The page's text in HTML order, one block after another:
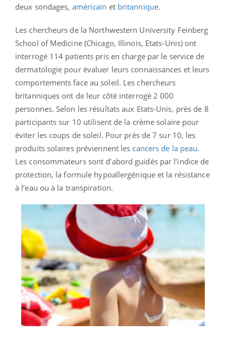
deux sondages, américain et britannique.
Les chercheurs de la Northwestern University Feinberg
School of Medicine (Chicago, Illinois, Etats-Unis) ont
interrogé 114 patients pris en charge par le service de
dermatologie pour évaluer leurs connaissances et leurs
comportements face au soleil. Les chercheurs
britanniques ont de leur côté interrogé 2 000
personnes. Selon les résultats aux Etats-Unis, près de 8
participants sur 10 utilisent de la crème solaire pour
éviter les coups de soleil. Pour près de 7 sur 10, les
produits solaires préviennent les cancers de la peau.
Les consommateurs sont d’abord guidés par l’indice de
protection, la formule hypoallergénique et la résistance
à l’eau ou à la transpiration.